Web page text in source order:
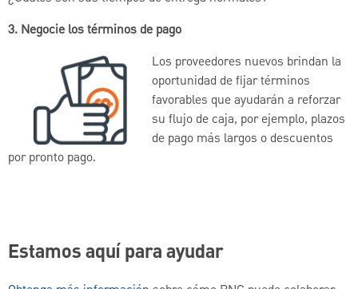
3. Negocie los términos de pago
Los proveedores nuevos brindan la
oportunidad de fijar términos
favorables que ayudarán a reforzar
su flujo de caja, por ejemplo, plazos
de pago más largos o descuentos
por pronto pago.
Estamos aquí para ayudar